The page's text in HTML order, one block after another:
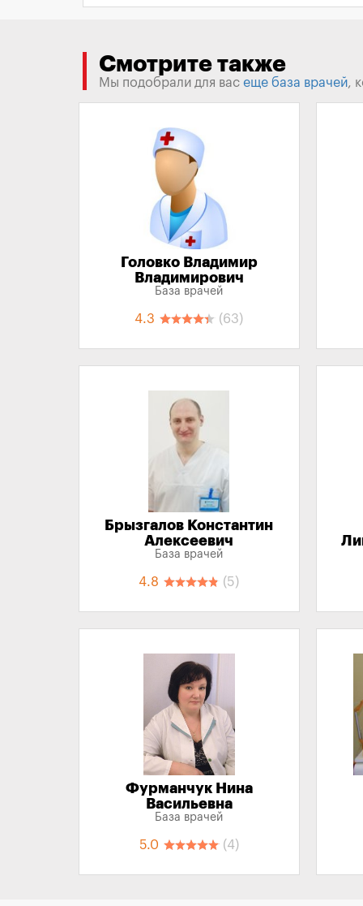
Смотрите также
Мы подобрали для вас еще база врачей,
Головко Владимир
Владимирович
База врачей
4.3 (63)
Брызгалов Константин
Алексеевич
База врачей
4.8 (5)
Фурманчук Нина
Васильевна
База врачей
5.0 (4)